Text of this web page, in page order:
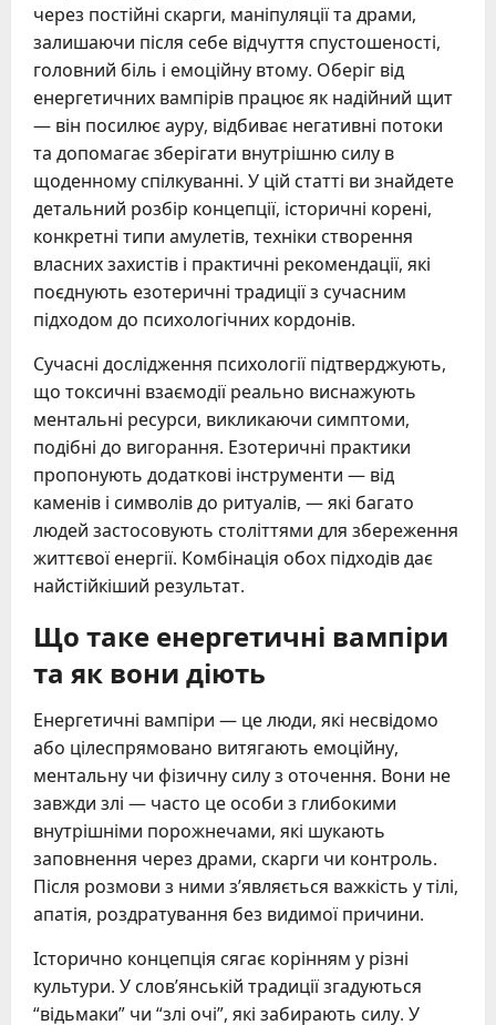
через постійні скарги, маніпуляції та драми,
залишаючи після себе відчуття спустошеності,
головний біль і емоційну втому. Оберіг від
енергетичних вампірів працює як надійний щит
— він посилює ауру, відбиває негативні потоки
та допомагає зберігати внутрішню силу в
щоденному спілкуванні. У цій статті ви знайдете
детальний розбір концепції, історичні корені,
конкретні типи амулетів, техніки створення
власних захистів і практичні рекомендації, які
поєднують езотеричні традиції з сучасним
підходом до психологічних кордонів.
Сучасні дослідження психології підтверджують,
що токсичні взаємодії реально виснажують
ментальні ресурси, викликаючи симптоми,
подібні до вигорання. Езотеричні практики
пропонують додаткові інструменти — від
каменів і символів до ритуалів, — які багато
людей застосовують століттями для збереження
життєвої енергії. Комбінація обох підходів дає
найстійкіший результат.
Що таке енергетичні вампіри
та як вони діють
Енергетичні вампіри — це люди, які несвідомо
або цілеспрямовано витягають емоційну,
ментальну чи фізичну силу з оточення. Вони не
завжди злі — часто це особи з глибокими
внутрішніми порожнечами, які шукають
заповнення через драми, скарги чи контроль.
Після розмови з ними з’являється важкість у тілі,
апатія, роздратування без видимої причини.
Історично концепція сягає корінням у різні
культури. У слов’янській традиції згадуються
“відьмаки” чи “злі очі”, які забирають силу. У